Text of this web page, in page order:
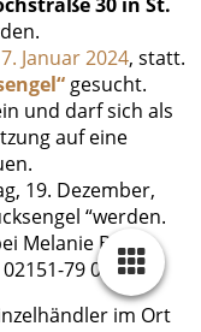
Januar 2024, statt.
gesucht.
und darf sich als
auf eine
19. Dezember,
“werden.
Melanie Barth-
79 08 80.
im Ort